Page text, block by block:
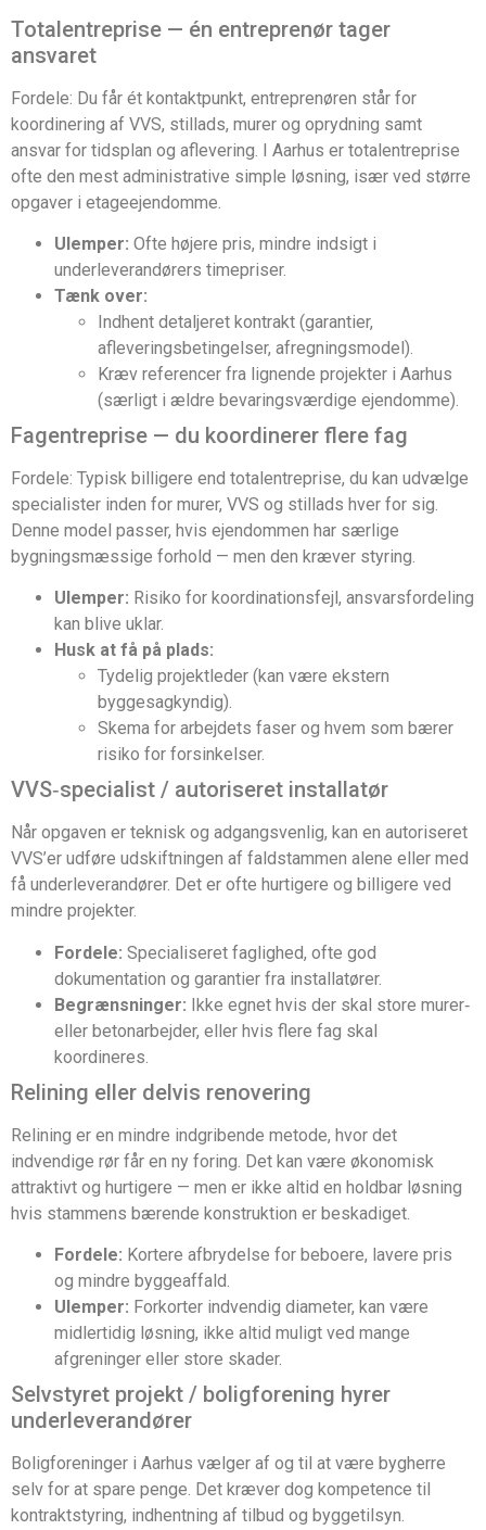
Totalentreprise — én entreprenør tager
ansvaret
Fordele: Du får ét kontaktpunkt, entreprenøren står for
koordinering af VVS, stillads, murer og oprydning samt
ansvar for tidsplan og aflevering. I Aarhus er totalentreprise
ofte den mest administrative simple løsning, især ved større
opgaver i etageejendomme.
Ulemper: Ofte højere pris, mindre indsigt i
underleverandørers timepriser.
Tænk over:
Indhent detaljeret kontrakt (garantier,
afleveringsbetingelser, afregningsmodel).
Kræv referencer fra lignende projekter i Aarhus
(særligt i ældre bevaringsværdige ejendomme).
Fagentreprise — du koordinerer flere fag
Fordele: Typisk billigere end totalentreprise, du kan udvælge
specialister inden for murer, VVS og stillads hver for sig.
Denne model passer, hvis ejendommen har særlige
bygningsmæssige forhold — men den kræver styring.
Ulemper: Risiko for koordinationsfejl, ansvarsfordeling
kan blive uklar.
Husk at få på plads:
Tydelig projektleder (kan være ekstern
byggesagkyndig).
Skema for arbejdets faser og hvem som bærer
risiko for forsinkelser.
VVS‑specialist / autoriseret installatør
Når opgaven er teknisk og adgangsvenlig, kan en autoriseret
VVS’er udføre udskiftningen af faldstammen alene eller med
få underleverandører. Det er ofte hurtigere og billigere ved
mindre projekter.
Fordele: Specialiseret faglighed, ofte god
dokumentation og garantier fra installatører.
Begrænsninger: Ikke egnet hvis der skal store murer‑
eller betonarbejder, eller hvis flere fag skal
koordineres.
Relining eller delvis renovering
Relining er en mindre indgribende metode, hvor det
indvendige rør får en ny foring. Det kan være økonomisk
attraktivt og hurtigere — men er ikke altid en holdbar løsning
hvis stammens bærende konstruktion er beskadiget.
Fordele: Kortere afbrydelse for beboere, lavere pris
og mindre byggeaffald.
Ulemper: Forkorter indvendig diameter, kan være
midlertidig løsning, ikke altid muligt ved mange
afgreninger eller store skader.
Selvstyret projekt / boligforening hyrer
underleverandører
Boligforeninger i Aarhus vælger af og til at være bygherre
selv for at spare penge. Det kræver dog kompetence til
kontraktstyring, indhentning af tilbud og byggetilsyn.